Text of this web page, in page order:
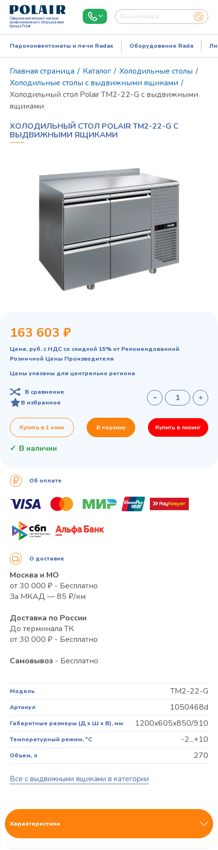
Официальный интернет-магазин
профессионального оборудования
бренда Polair
Пн..Пт: 9.00-18.00
Пароконвектоматы и печи Radax Оборудование Rada
Главная страница / Каталог / Холодильные столы /
Холодильные столы с выдвижными ящиками /
Холодильный стол Polair TM2-22-G с выдвижными
ящиками
ХОЛОДИЛЬНЫЙ СТОЛ POLAIR TM2-22-G С
ВЫДВИЖНЫМИ ЯЩИКАМИ
Модель TM2-22-G
Артикул 1050468d
Габаритные размеры (Д х Ш х В), мм 1200x605x850/910
Температурный режим, °C -2...+10
Объем, л 270
Все с выдвижными ящиками в категории
163 603 ₽
Цена, руб. с НДС со скидкой 15% от Рекомендованной
Розничной Цены Производителя
Цены указаны для центрально региона
В сравнение
В избранное
Купить в 1 клик В корзину Купить в лизинг
В наличии
Об оплате
О доставке
Москва и МО
от 30 000 ₽ - Бесплатно
За МКАД — 85 ₽/км
Доставка по России
До терминала ТК
от 30 000 ₽ - Бесплатно
Самовывоз - Бесплатно
Характеристики